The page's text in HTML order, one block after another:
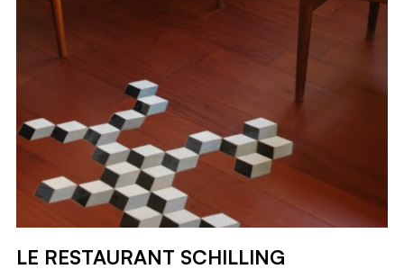
LE RESTAURANT SCHILLING